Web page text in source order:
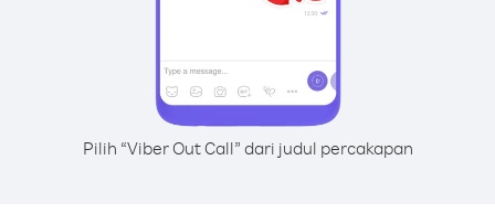
Pilih “Viber Out Call” dari judul percakapan